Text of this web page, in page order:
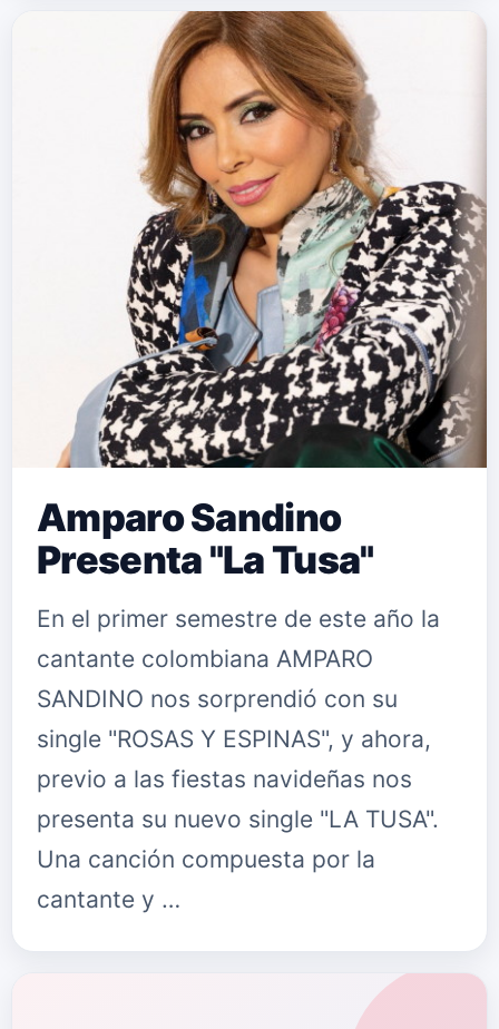
canciones como el gran artista Juan
Amparo Sandino
Presenta "La Tusa"
En el primer semestre de este año la
cantante colombiana AMPARO
SANDINO nos sorprendió con su
single "ROSAS Y ESPINAS", y ahora,
previo a las fiestas navideñas nos
presenta su nuevo single "LA TUSA".
Una canción compuesta por la
cantante y …